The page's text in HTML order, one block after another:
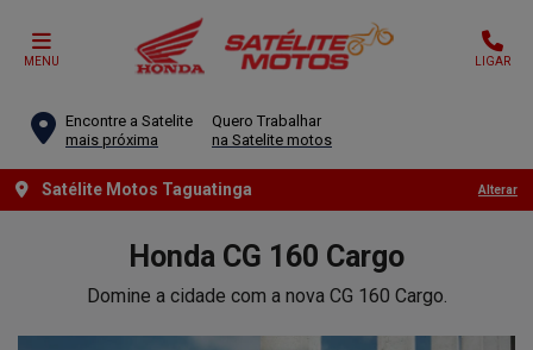
MENU LIGAR
Encontre a Satelite
mais próxima
Quero Trabalhar
na Satelite motos
Satélite Motos Taguatinga Alterar
Honda CG 160 Cargo
Domine a cidade com a nova CG 160 Cargo.